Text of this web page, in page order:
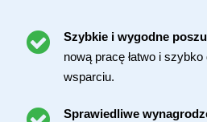
Szybkie i wygodne
nową pracę łatwo i
wsparciu.
Sprawiedliwe